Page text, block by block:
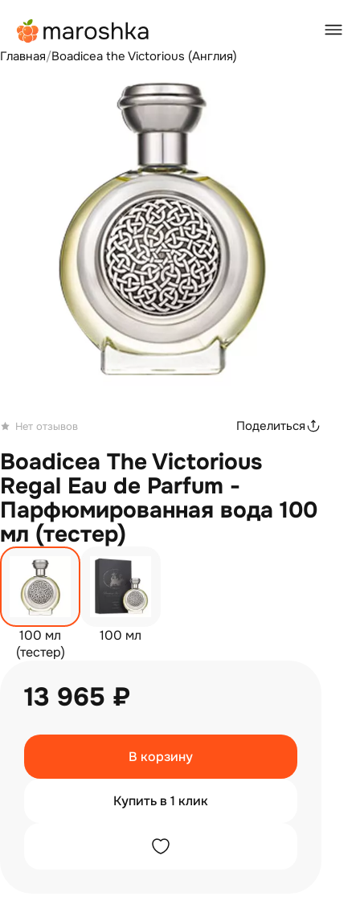
Главная/Boadicea the Victorious (Англия)
Нет отзывов Поделиться
Boadicea The Victorious
Regal Eau de Parfum -
Парфюмированная вода 100
мл (тестер)
100 мл
(тестер)
100 мл
13 965 ₽
В корзину
Купить в 1 клик